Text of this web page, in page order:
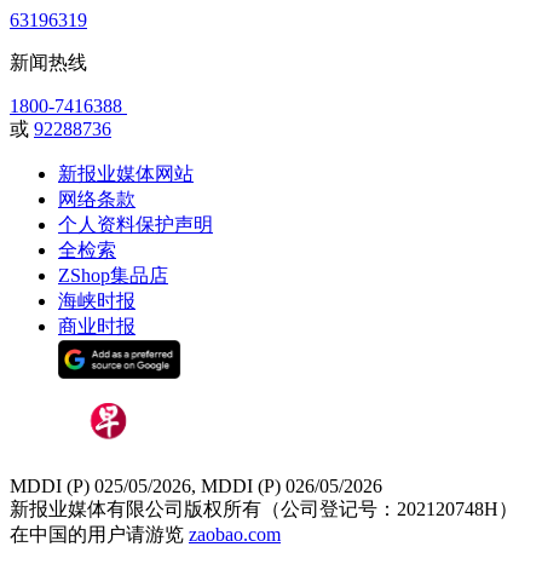
63196319
新闻热线
1800-7416388
或 92288736
新报业媒体网站
网络条款
个人资料保护声明
全检索
ZShop集品店
海峡时报
商业时报
MDDI (P) 025/05/2026, MDDI (P) 026/05/2026
新报业媒体有限公司版权所有（公司登记号：202120748H）
在中国的用户请游览 zaobao.com